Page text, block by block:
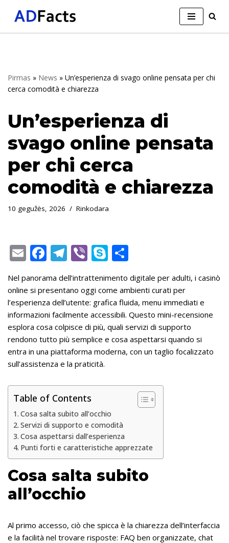
Pirmas » News » Un’esperienza di svago online pensata per chi
cerca comodità e chiarezza
Un’esperienza di
svago online pensata
per chi cerca
comodità e chiarezza
10 gegužės, 2026 Rinkodara
E
ai
l
F
ac
e
b
o
o
k
T
el
e
gr
a
m
Vi
er
S
y
p
e
h
ar
e
Nel panorama dell’intrattenimento digitale per adulti, i casinò
online si presentano oggi come ambienti curati per
l’esperienza dell’utente: grafica fluida, menu immediati e
informazioni facilmente accessibili. Questo mini-recensione
esplora cosa colpisce di più, quali servizi di supporto
rendono tutto più semplice e cosa aspettarsi quando si
entra in una piattaforma moderna, con un taglio focalizzato
sull’assistenza e la praticità.
Table of Contents
Cosa salta subito all’occhio
Servizi di supporto e comodità
Cosa aspettarsi dall’esperienza
Punti forti e caratteristiche apprezzate
Cosa salta subito
all’occhio
Al primo accesso, ciò che spicca è la chiarezza dell’interfaccia
e la facilità nel trovare risposte: FAQ ben organizzate, chat